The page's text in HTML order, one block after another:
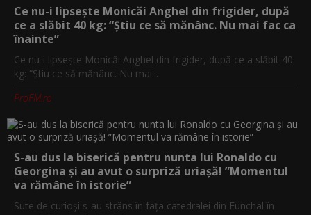
Ce nu-i lipsește Monicăi Anghel din frigider, după
ce a slăbit 40 kg: “Știu ce să mănânc. Nu mai fac ca
înainte”
Ce nu-i lipsește Monicăi Anghel din frigider, după ce a slăbit 40
kg: “Știu ce să mănânc. Nu mai...
ProFM.ro
S-au dus la biserică pentru nunta lui Ronaldo cu
Georgina și au avut o surpriză uriașă! ”Momentul
va rămâne în istorie”
Sute de curioși s-au strâns în fața catedralei din Funchal în